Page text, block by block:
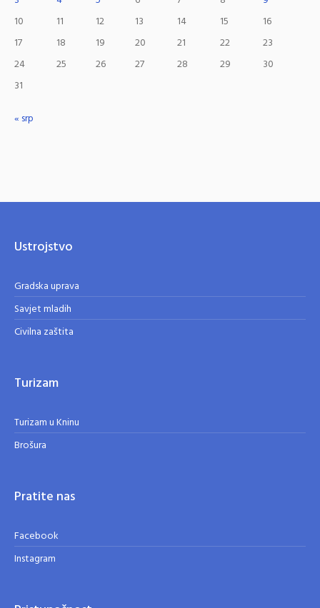
10
11 12 13 14 15
16
17
18 19 20 21 22
23
24
25 26 27 28 29
30
31
« srp
Ustrojstvo
Gradska uprava
Savjet mladih
Civilna zaštita
Turizam
Turizam u Kninu
Brošura
Pratite nas
Facebook
Instagram